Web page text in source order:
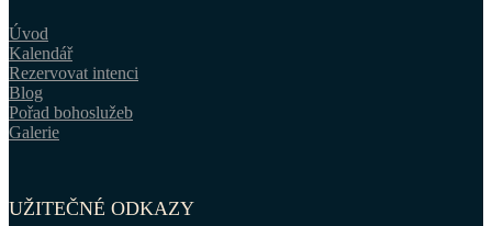
Úvod
Kalendář
Rezervovat intenci
Blog
Pořad bohoslužeb
Galerie
UŽITEČNÉ ODKAZY